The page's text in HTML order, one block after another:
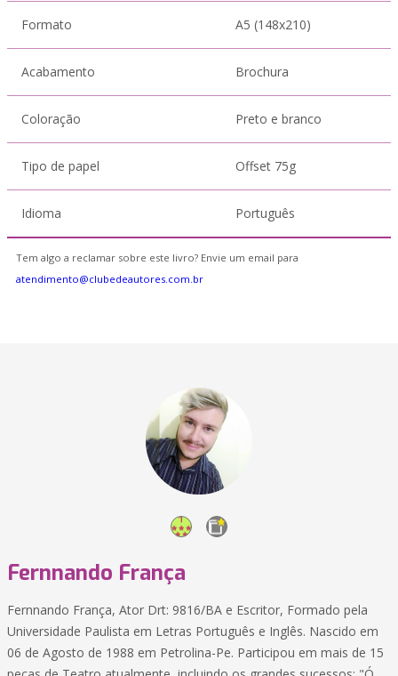
Formato A5 (148x210)
Acabamento Brochura
Coloração Preto e branco
Tipo de papel Offset 75g
Idioma Português
Tem algo a reclamar sobre este livro? Envie um email para
atendimento@clubedeautores.com.br
Fernnando França
Fernnando França, Ator Drt: 9816/BA e Escritor, Formado pela
Universidade Paulista em Letras Português e Inglês. Nascido em
06 de Agosto de 1988 em Petrolina-Pe. Participou em mais de 15